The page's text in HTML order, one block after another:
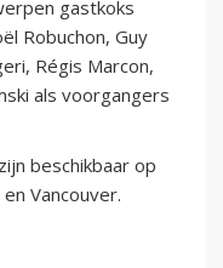
gastkoks
Robuchon, Guy
Régis Marcon,
als voorgangers
beschikbaar op
Vancouver.